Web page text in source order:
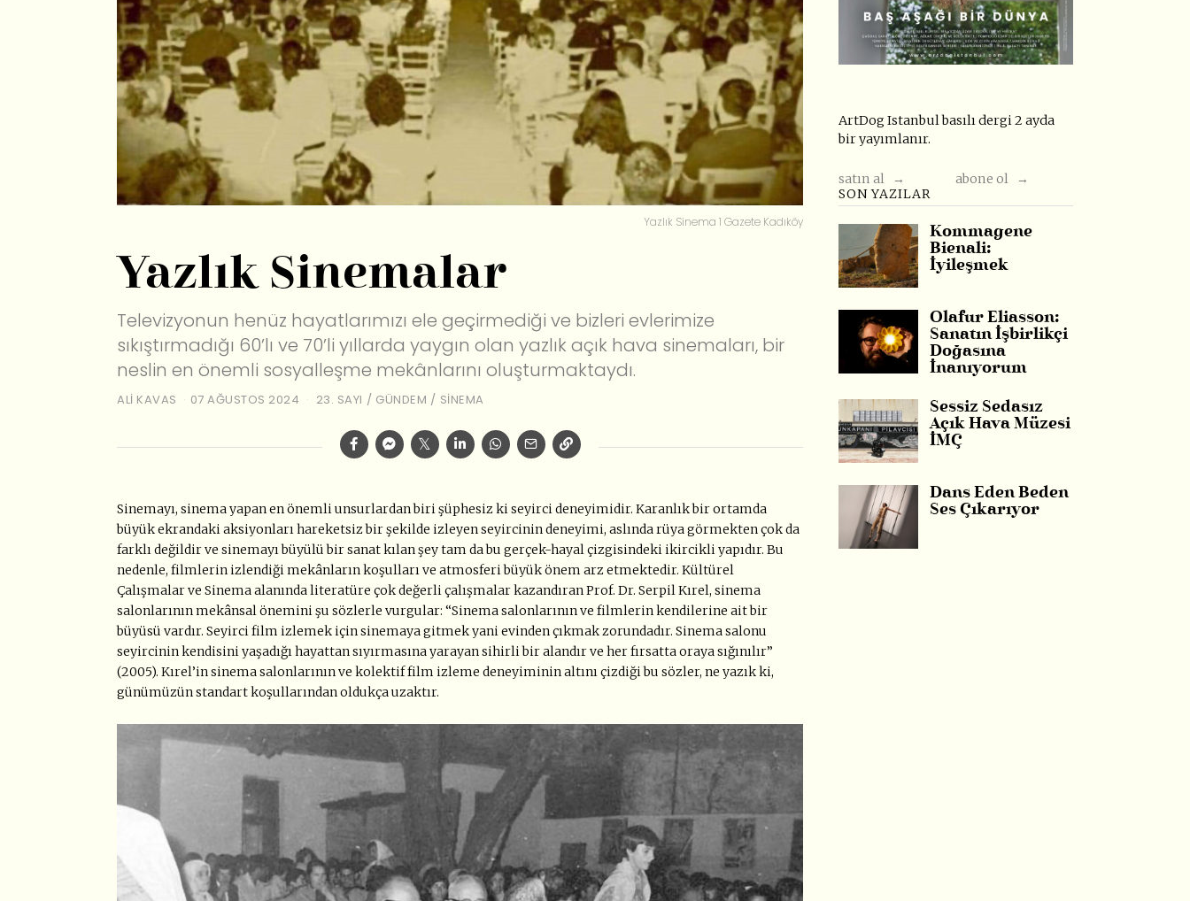
Yazlık Sinema 1 Gazete Kadıköy
Yazlık Sinemalar
Televizyonun henüz hayatlarımızı ele geçirmediği ve bizleri evlerimize
sıkıştırmadığı 60’lı ve 70’li yıllarda yaygın olan yazlık açık hava sinemaları, bir
neslin en önemli sosyalleşme mekânlarını oluşturmaktaydı.
ALI KAVAS 07 AĞUSTOS 2024 23. SAYI / GÜNDEM / SINEMA
Sinemayı, sinema yapan en önemli unsurlardan biri şüphesiz ki seyirci deneyimidir. Karanlık bir ortamda
büyük ekrandaki aksiyonları hareketsiz bir şekilde izleyen seyircinin deneyimi, aslında rüya görmekten çok da
farklı değildir ve sinemayı büyülü bir sanat kılan şey tam da bu gerçek-hayal çizgisindeki ikircikli yapıdır. Bu
nedenle, filmlerin izlendiği mekânların koşulları ve atmosferi büyük önem arz etmektedir. Kültürel
Çalışmalar ve Sinema alanında literatüre çok değerli çalışmalar kazandıran Prof. Dr. Serpil Kırel, sinema
salonlarının mekânsal önemini şu sözlerle vurgular: “Sinema salonlarının ve filmlerin kendilerine ait bir
büyüsü vardır. Seyirci film izlemek için sinemaya gitmek yani evinden çıkmak zorundadır. Sinema salonu
seyircinin kendisini yaşadığı hayattan sıyırmasına yarayan sihirli bir alandır ve her fırsatta oraya sığınılır”
(2005). Kırel’in sinema salonlarının ve kolektif film izleme deneyiminin altını çizdiği bu sözler, ne yazık ki,
günümüzün standart koşullarından oldukça uzaktır.
ArtDog Istanbul basılı dergi 2 ayda
bir yayımlanır.
satın al →
abone ol →
SON YAZILAR
Kommagene
Bienali:
İyileşmek
Olafur Eliasson:
Sanatın İşbirlikçi
Doğasına
İnanıyorum
Sessiz Sedasız
Açık Hava Müzesi
İMÇ
Dans Eden Beden
Ses Çıkarıyor